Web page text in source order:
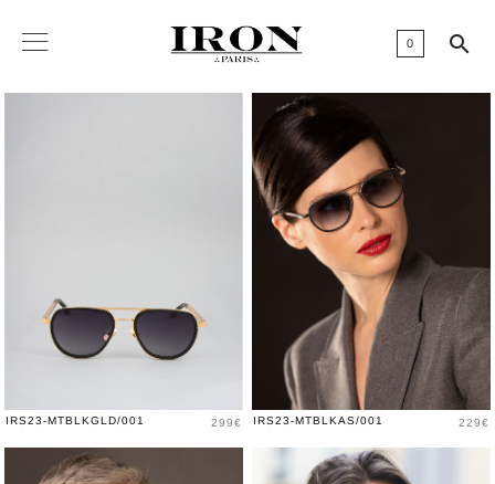
0 
IRS23-MTBLKGLD/001 Price
299€ IRS23-MTBLKAS/001 Price
229€